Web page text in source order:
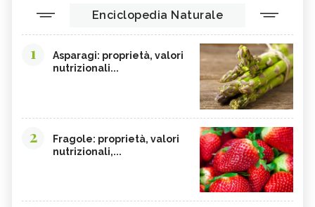
Enciclopedia Naturale
1
Asparagi: proprietà, valori
nutrizionali...
2
Fragole: proprietà, valori
nutrizionali,...